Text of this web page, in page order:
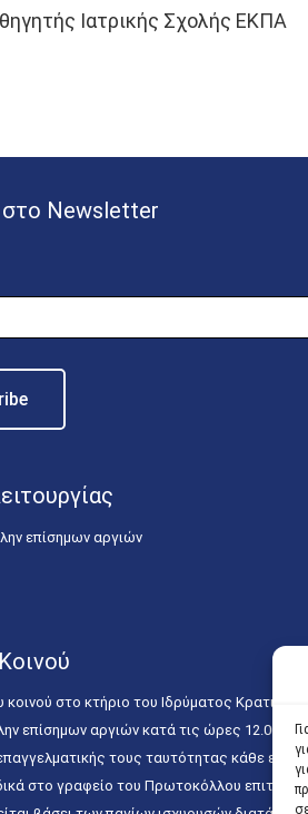
ΕΚΠΑ
Newsletter
επίσημων αργιών
στο κτήριο του Ιδρύματος Κρατικών
επίσημων αργιών κατά τις ώρες 12.00 –
τους ταυτότητας κάθε
στο γραφείο του Πρωτοκόλλου